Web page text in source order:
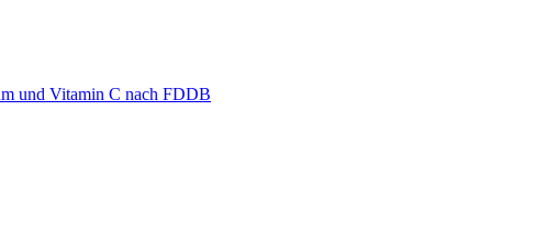
und Vitamin C nach FDDB